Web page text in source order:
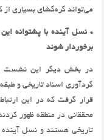
می‌تواند گره‌گشای بسیاری
* نسل آینده با پشتوانه
برخوردار شوند
در بخش دیگر این نشست
گردآوری اسناد تاریخی و
قرار گرفت که در این
محققانی در منطقه ظهور
تاریخی هستند و نسل آینده